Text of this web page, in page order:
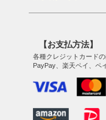
【お支払方法】
各種クレジットカード
PayPay、楽天ペイ、ペ